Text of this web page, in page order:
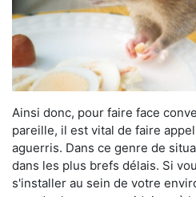
Ainsi donc, pour faire face
pareille, il est vital de faire
aguerris. Dans ce genre de
dans les plus brefs délais. Si
s'installer au sein de votre